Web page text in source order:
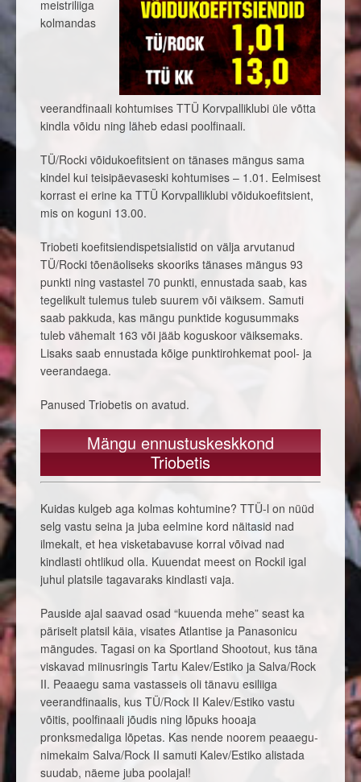
meistriliiga
kolmandas
veerandfinaali kohtumises TTÜ Korvpalliklubi üle võtta
kindla võidu ning läheb edasi poolfinaali.
TÜ/Rocki võidukoefitsient on tänases mängus sama
kindel kui teisipäevaseski kohtumises – 1.01. Eelmisest
korrast ei erine ka TTÜ Korvpalliklubi võidukoefitsient,
mis on koguni 13.00.
Triobeti koefitsiendispetsialistid on välja arvutanud
TÜ/Rocki tõenäoliseks skooriks tänases mängus 93
punkti ning vastastel 70 punkti, ennustada saab, kas
tegelikult tulemus tuleb suurem või väiksem. Samuti
saab pakkuda, kas mängu punktide kogusummaks
tuleb vähemalt 163 või jääb koguskoor väiksemaks.
Lisaks saab ennustada kõige punktirohkemat pool- ja
veerandaega.
Panused Triobetis on avatud.
Mängu ennustuskeskkond
Triobetis
Kuidas kulgeb aga kolmas kohtumine? TTÜ-l on nüüd
selg vastu seina ja juba eelmine kord näitasid nad
ilmekalt, et hea visketabavuse korral võivad nad
kindlasti ohtlikud olla. Kuuendat meest on Rockil igal
juhul platsile tagavaraks kindlasti vaja.
Pauside ajal saavad osad “kuuenda mehe” seast ka
päriselt platsil käia, visates Atlantise ja Panasonicu
mängudes. Tagasi on ka Sportland Shootout, kus täna
viskavad miinusringis Tartu Kalev/Estiko ja Salva/Rock
II. Peaaegu sama vastasseis oli tänavu esiliiga
veerandfinaalis, kus TÜ/Rock II Kalev/Estiko vastu
võitis, poolfinaali jõudis ning lõpuks hooaja
pronksmedaliga lõpetas. Kas nende noorem peaaegu-
nimekaim Salva/Rock II samuti Kalev/Estiko alistada
suudab, näeme juba poolajal!